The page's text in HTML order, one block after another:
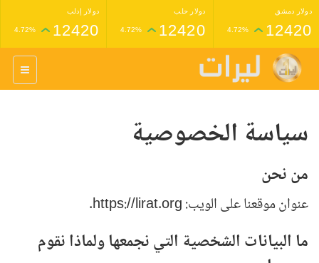
دولار دمشق
12420
4.72%
دولار حلب
12420
4.72%
دولار إدلب
12420
4.72%
غرام عيار 24 ذهب
1,398,000
4.33%
1,227,000
سياسة الخصوصية
من نحن
عنوان موقعنا على الويب: https://lirat.org.
ما البيانات الشخصية التي نجمعها ولماذا نقوم